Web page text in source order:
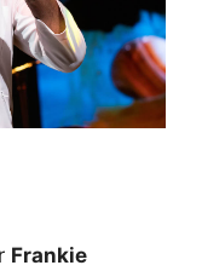
Frankie